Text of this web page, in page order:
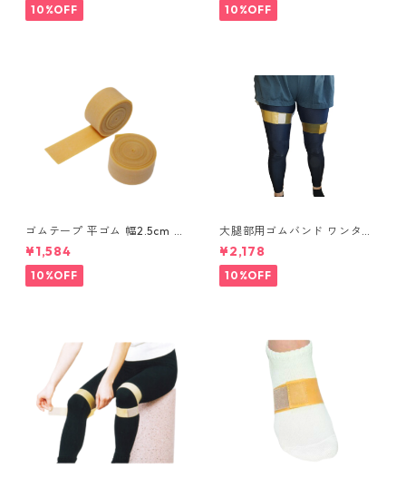
改善 骨盤調整 仙腸関節障害調
整ゴムチューブ 姿勢矯正 リ
10%OFF
トレーニング 仙腸関節障害
調整ゴムチューブ
10%OFF
ゴムテープ 平ゴム 幅2.5cm ×
2m (2本入り) バラコンバンド
シリーズ 天然ゴム トレーニ
ング リハビリ 仙腸関節障害
調整ゴムチューブ
¥1,584
10%OFF
大腿部用ゴムバンド ワンタッ
チ式 2本入り S/M/L/LL 大腿部
用サポートバンド バラコン
バンドシリーズ
¥2,178
10%OFF